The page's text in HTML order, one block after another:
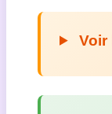
Voir